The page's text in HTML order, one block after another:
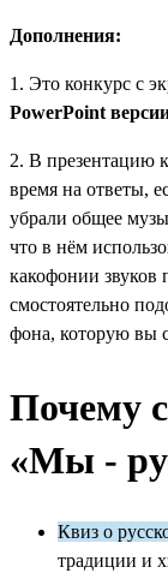
Дополнения:
1. Это конкурс с
PowerPoint
2. В презентацию
время на ответы,
убрали общее
что в нём
какофонии звуков
смостоятельно
фона, которую вы
Почему
«‎Мы -
Квиз о
традиции и